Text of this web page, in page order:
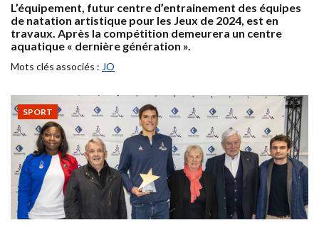
L’équipement, futur centre d’entrainement des équipes
de natation artistique pour les Jeux de 2024, est en
travaux. Après la compétition demeurera un centre
aquatique « dernière génération ».
Mots clés associés : JO
SPORT